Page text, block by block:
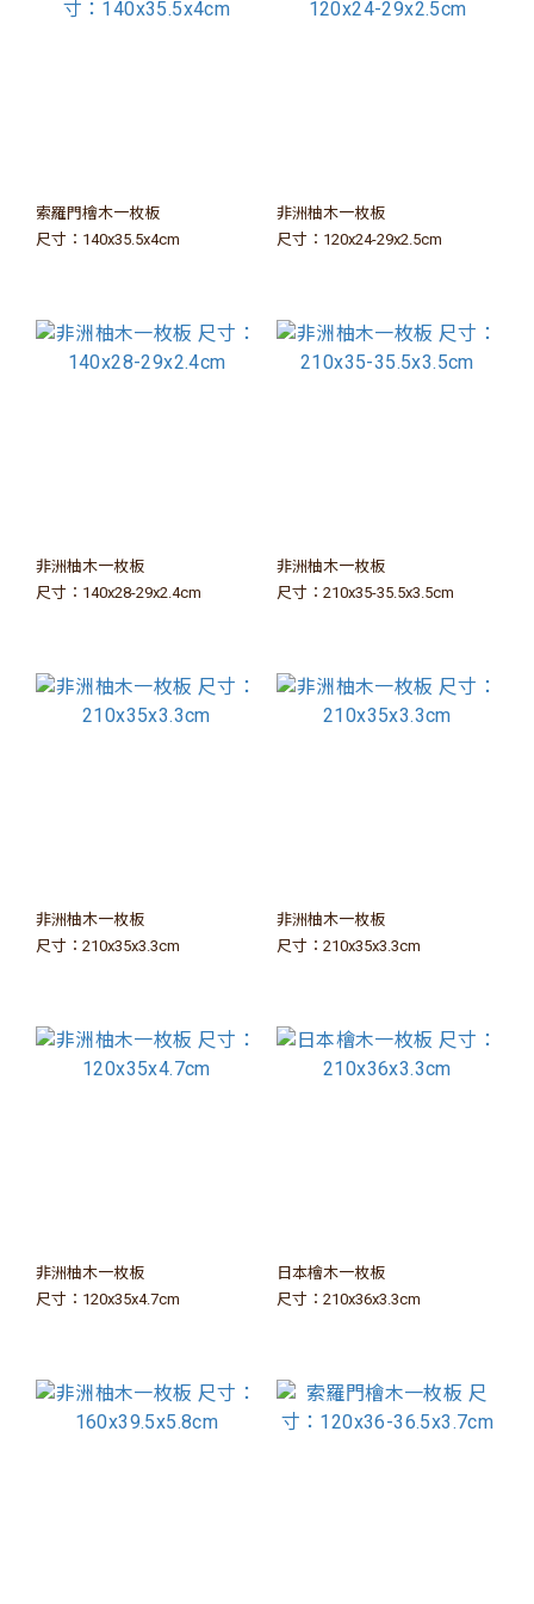
索羅門檜木一枚板
尺寸：140x35.5x4cm
非洲柚木一枚板
尺寸：120x24-29x2.5cm
非洲柚木一枚板
尺寸：140x28-29x2.4cm
非洲柚木一枚板
尺寸：210x35-35.5x3.5cm
非洲柚木一枚板
尺寸：210x35x3.3cm
非洲柚木一枚板
尺寸：210x35x3.3cm
非洲柚木一枚板
尺寸：120x35x4.7cm
日本檜木一枚板
尺寸：210x36x3.3cm